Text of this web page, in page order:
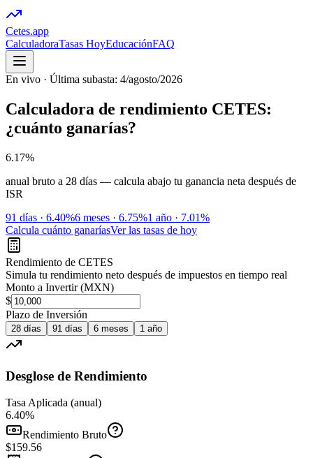
Cetes.app
CalculadoraTasas HoyEducaciónFAQ
En vivo · Última subasta: 4/agosto/2026
Calculadora de rendimiento CETES:
¿cuánto ganarías?
6.17%
anual bruto a 28 días — calcula abajo tu ganancia neta después de
ISR
91 días · 6.40%6 meses · 6.75%1 año · 7.01%
Calcula cuánto ganaríasVer las tasas de hoy
Rendimiento de CETES
Simula tu rendimiento neto después de impuestos en tiempo real
Monto a Invertir (MXN)
$
Plazo de Inversión
28 días 91 días 6 meses 1 año
Desglose de Rendimiento
Tasa Aplicada (anual)
6.40%
Rendimiento Bruto
$159.56